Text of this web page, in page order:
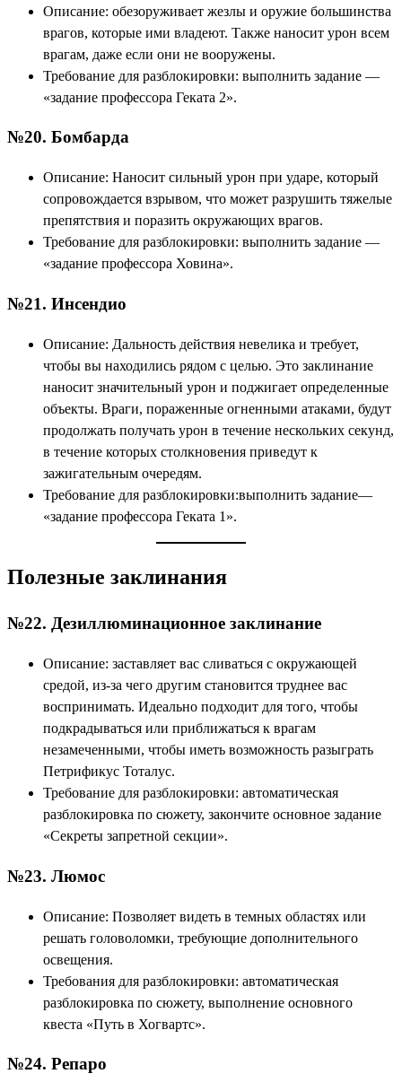
Описание: обезоруживает жезлы и оружие большинства
врагов, которые ими владеют. Также наносит урон всем
врагам, даже если они не вооружены.
Требование для разблокировки: выполнить задание —
«задание профессора Геката 2».
№20. Бомбарда
Описание: Наносит сильный урон при ударе, который
сопровождается взрывом, что может разрушить тяжелые
препятствия и поразить окружающих врагов.
Требование для разблокировки: выполнить задание —
«задание профессора Ховина».
№21. Инсендио
Описание: Дальность действия невелика и требует,
чтобы вы находились рядом с целью. Это заклинание
наносит значительный урон и поджигает определенные
объекты. Враги, пораженные огненными атаками, будут
продолжать получать урон в течение нескольких секунд,
в течение которых столкновения приведут к
зажигательным очередям.
Требование для разблокировки:выполнить задание—
«задание профессора Геката 1».
Полезные заклинания
№22. Дезиллюминационное заклинание
Описание: заставляет вас сливаться с окружающей
средой, из-за чего другим становится труднее вас
воспринимать. Идеально подходит для того, чтобы
подкрадываться или приближаться к врагам
незамеченными, чтобы иметь возможность разыграть
Петрификус Тоталус.
Требование для разблокировки: автоматическая
разблокировка по сюжету, закончите основное задание
«Секреты запретной секции».
№23. Люмос
Описание: Позволяет видеть в темных областях или
решать головоломки, требующие дополнительного
освещения.
Требования для разблокировки: автоматическая
разблокировка по сюжету, выполнение основного
квеста «Путь в Хогвартс».
№24. Репаро